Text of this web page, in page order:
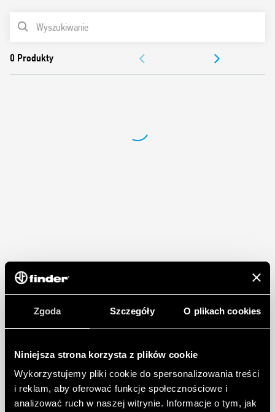
Zgoda Szczegóły O plikach cookies
Niniejsza strona korzysta z plików cookie
Wykorzystujemy pliki cookie do spersonalizowania treści
i reklam, aby oferować funkcje społecznościowe i
analizować ruch w naszej witrynie. Informacje o tym, jak
Materiał styków bez kadmu
Włoski patent
LISTA PRODUKTÓW
ZEZWOLENIA